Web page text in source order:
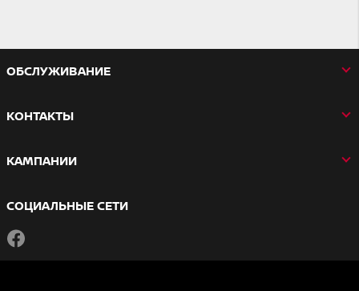
OБСЛУЖИВАНИЕ
КОНТАКТЫ
КАМПАНИИ
СОЦИАЛЬНЫЕ СЕТИ